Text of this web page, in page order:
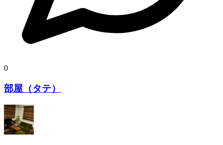
0
部屋（タテ）